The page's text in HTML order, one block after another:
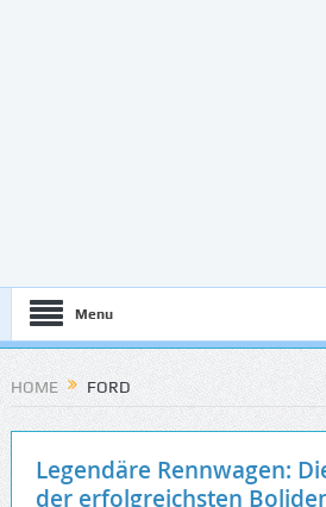
Menu
HOME FORD
Legendäre Rennwagen:
der erfolgreichsten